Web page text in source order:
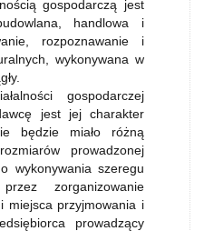
gospodarczą jest
handlowa i
rozpoznawanie i
wykonywana w
gospodarczej
jest jej charakter
będzie miało różną
prowadzonej
wykonywania szeregu
zorganizowanie
miejsca przyjmowania i
prowadzący